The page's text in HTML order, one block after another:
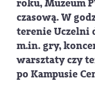
roku, Muzeum
czasową. W
terenie Uczelni
m.in. gry,
warsztaty czy
po Kampusie